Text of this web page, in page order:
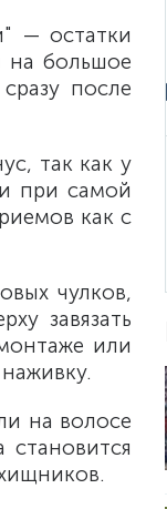
— остатки
на большое
после
так как у
при самой
как с
чулков,
завязать
или
на волосе